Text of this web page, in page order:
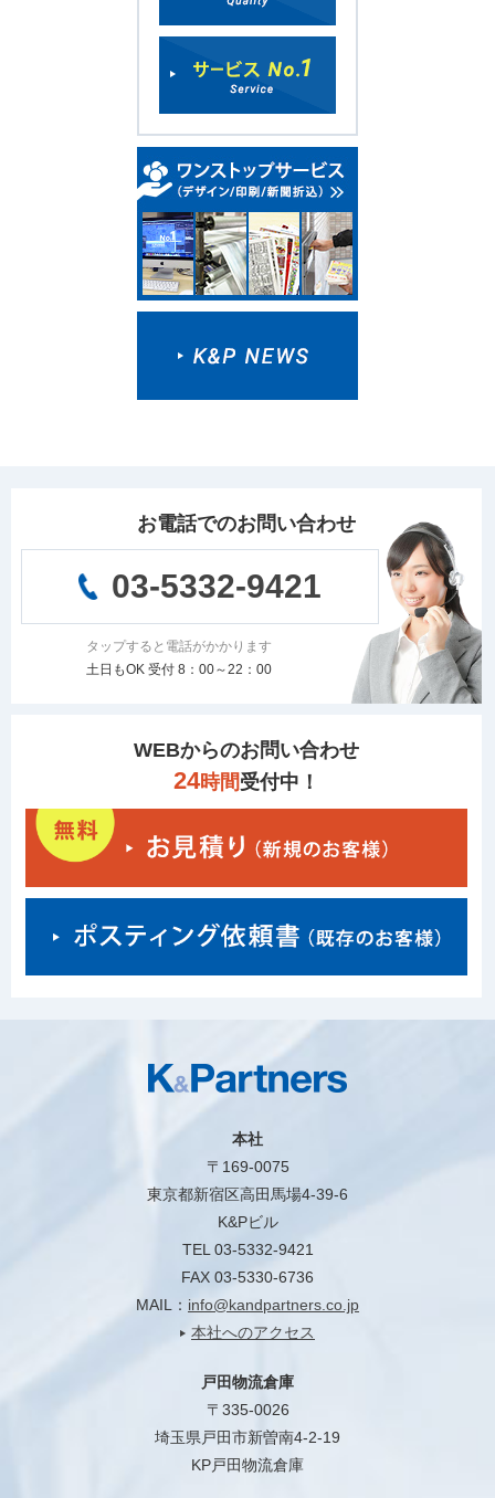
お電話でのお問い合わせ
03-5332-9421
タップすると電話がかかります
土日もOK 受付 8：00～22：00
WEBからのお問い合わせ
24時間受付中！
本社
〒169-0075
東京都新宿区高田馬場4-39-6
K&Pビル
TEL 03-5332-9421
FAX 03-5330-6736
MAIL： info@kandpartners.co.jp
本社へのアクセス
戸田物流倉庫
〒335-0026
埼玉県戸田市新曽南4-2-19
KP戸田物流倉庫